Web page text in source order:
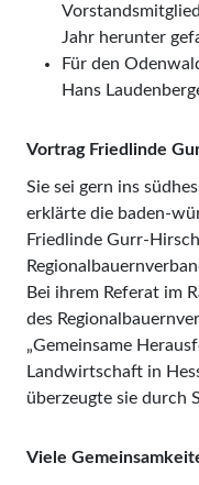
Jahr herunter
Für den
Hans
Vortrag Friedlinde
Sie sei gern ins
erklärte die baden-
Friedlinde Gurr-
Bei ihrem Referat im
des
„Gemeinsame
Landwirtschaft in
überzeugte sie durch
Viele